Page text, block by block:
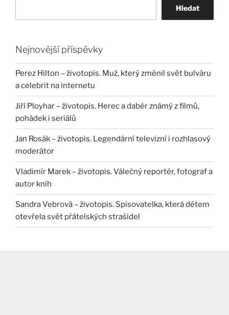
Hledat
Nejnovější příspěvky
Perez Hilton – životopis. Muž, který změnil svět bulváru
a celebrit na internetu
Jiří Ployhar – životopis. Herec a dabér známý z filmů,
pohádek i seriálů
Jan Rosák – životopis. Legendární televizní i rozhlasový
moderátor
Vladimír Marek – životopis. Válečný reportér, fotograf a
autor knih
Sandra Vebrová – životopis. Spisovatelka, která dětem
otevřela svět přátelských strašidel